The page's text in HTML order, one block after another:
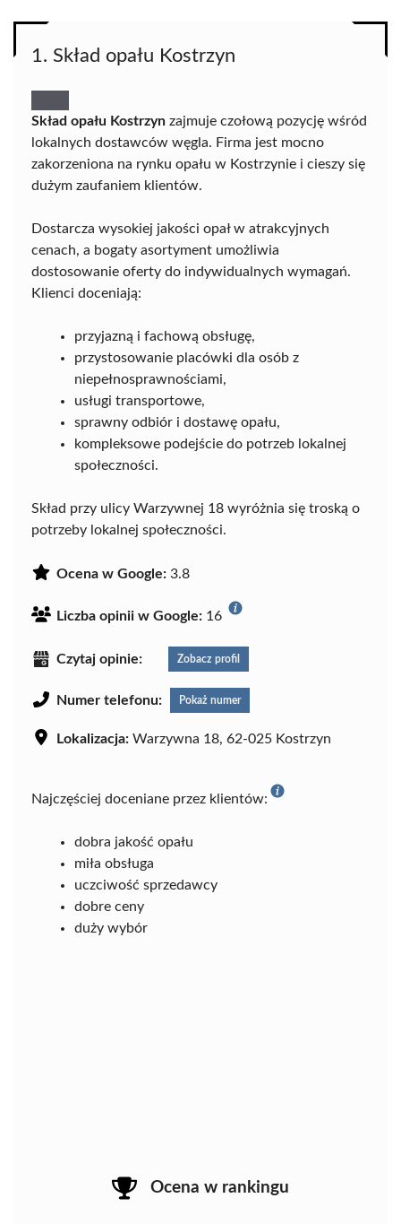
1. Skład opału Kostrzyn
Skład opału Kostrzyn zajmuje czołową pozycję wśród
lokalnych dostawców węgla. Firma jest mocno
zakorzeniona na rynku opału w Kostrzynie i cieszy się
dużym zaufaniem klientów.
Dostarcza wysokiej jakości opał w atrakcyjnych
cenach, a bogaty asortyment umożliwia
dostosowanie oferty do indywidualnych wymagań.
Klienci doceniają:
przyjazną i fachową obsługę,
przystosowanie placówki dla osób z
niepełnosprawnościami,
usługi transportowe,
sprawny odbiór i dostawę opału,
kompleksowe podejście do potrzeb lokalnej
społeczności.
Skład przy ulicy Warzywnej 18 wyróżnia się troską o
potrzeby lokalnej społeczności.
Ocena w Google: 3.8
Liczba opinii w Google: 16
Czytaj opinie: Zobacz profil
Numer telefonu: Pokaż numer
Lokalizacja: Warzywna 18, 62-025 Kostrzyn
Najczęściej doceniane przez klientów:
dobra jakość opału
miła obsługa
uczciwość sprzedawcy
dobre ceny
duży wybór
Ocena w rankingu